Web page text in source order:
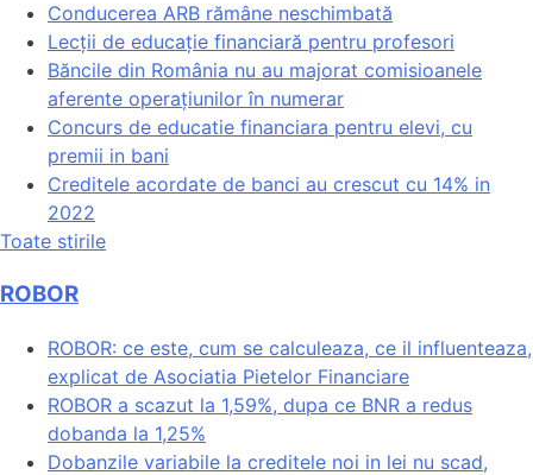
Conducerea ARB rămâne neschimbată
Lecții de educație financiară pentru profesori
Băncile din România nu au majorat comisioanele
aferente operațiunilor în numerar
Concurs de educatie financiara pentru elevi, cu
premii in bani
Creditele acordate de banci au crescut cu 14% in
2022
Toate stirile
ROBOR
ROBOR: ce este, cum se calculeaza, ce il influenteaza,
explicat de Asociatia Pietelor Financiare
ROBOR a scazut la 1,59%, dupa ce BNR a redus
dobanda la 1,25%
Dobanzile variabile la creditele noi in lei nu scad,